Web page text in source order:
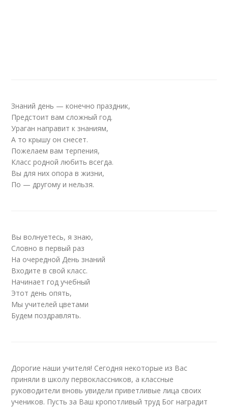
Знаний день — конечно праздник,
Предстоит вам сложный год.
Ураган направит к знаниям,
А то крышу он снесет.
Пожелаем вам терпения,
Класс родной любить всегда.
Вы для них опора в жизни,
По — другому и нельзя.
Вы волнуетесь, я знаю,
Словно в первый раз
На очередной День знаний
Входите в свой класс.
Начинает год учебный
Этот день опять,
Мы учителей цветами
Будем поздравлять.
Дорогие наши учителя! Сегодня некоторые из Вас
приняли в школу первоклассников, а классные
руководители вновь увидели приветливые лица своих
учеников. Пусть за Ваш кропотливый труд Бог наградит